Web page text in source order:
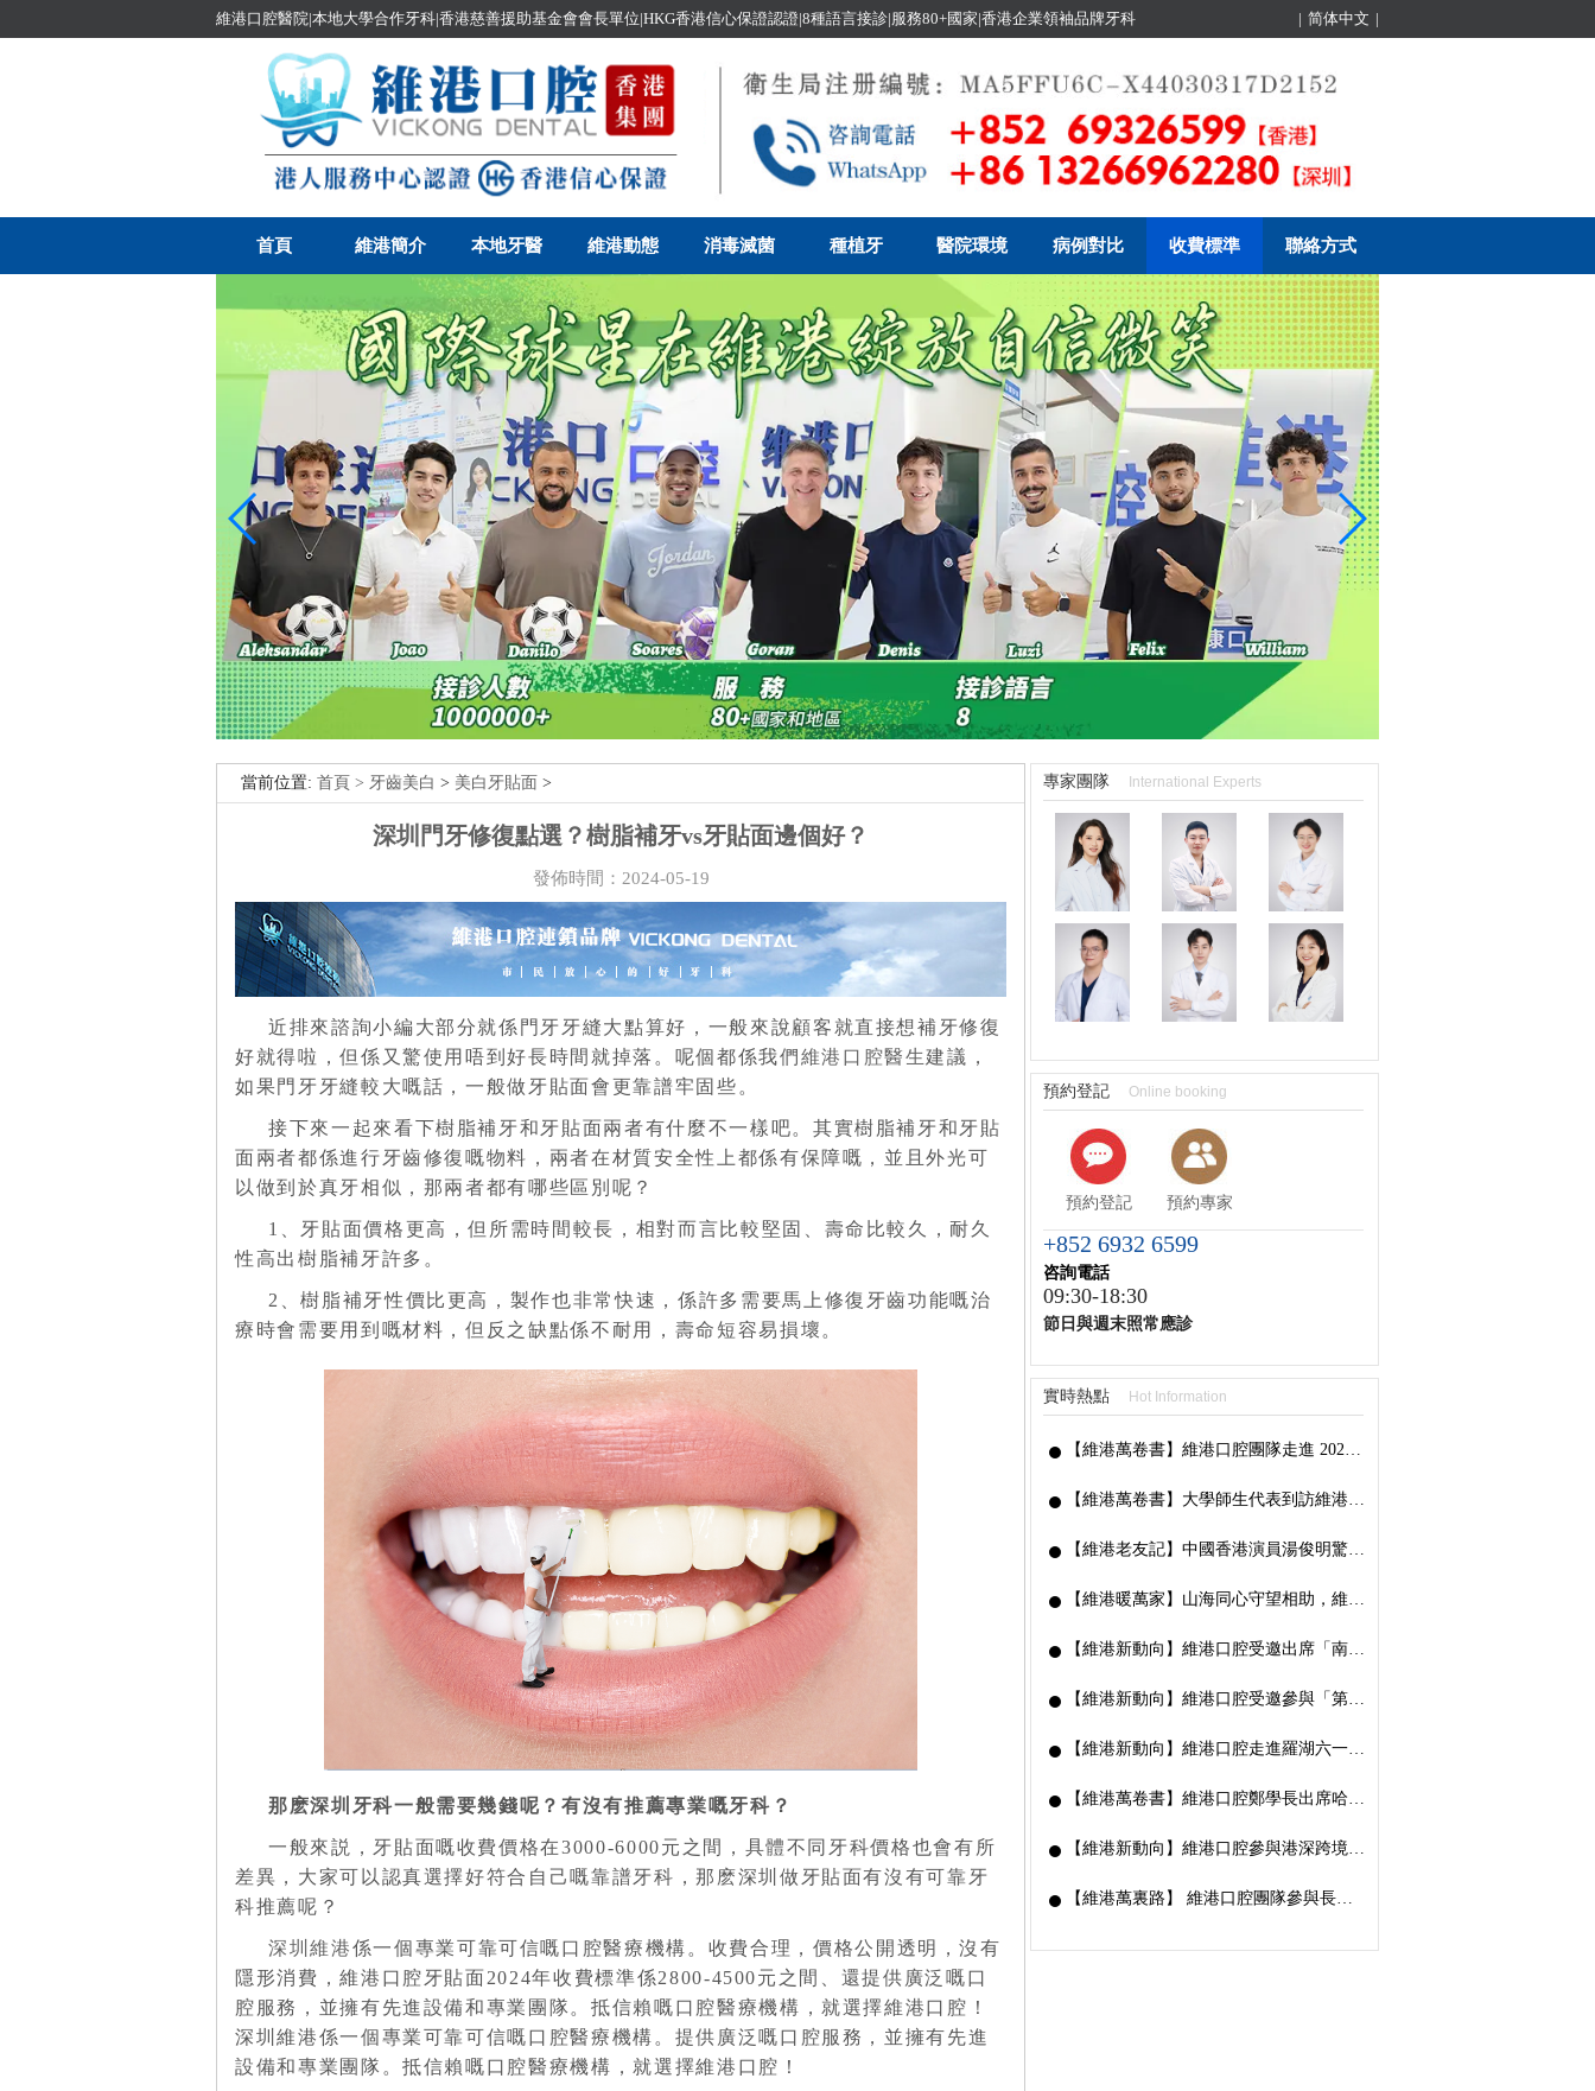
維港口腔醫院|本地大學合作牙科|香港慈善援助基金會會長單位|HKG香港信心保證認證|8種語言接診|服務80+國家|香港企業領袖品牌牙科 | 简体中文 |
首頁 維港簡介 本地牙醫 維港動態 消毒滅菌 種植牙 醫院環境 病例對比 收費標準 聯絡方式
當前位置: 首頁 > 牙齒美白 > 美白牙貼面 >
深圳門牙修復點選？樹脂補牙vs牙貼面邊個好？
發佈時間：2024-05-19
近排來諮詢小編大部分就係門牙牙縫大點算好，一般來說顧客就直接想補牙修復
好就得啦，但係又驚使用唔到好長時間就掉落。呢個都係我們 維港口腔醫生建議，
如果門牙牙縫較大嘅話，一般做牙貼面會更靠譜牢固些。
接下來一起來看下樹脂補牙和牙貼面兩者有什麼不一樣吧。其實樹脂補牙和牙貼
面兩者都係進行牙齒修復嘅物料，兩者在材質安全性上都係有保障嘅，並且外光可
以做到於真牙相似，那兩者都有哪些區別呢？
1、牙貼面價格更高，但所需時間較長，相對而言比較堅固、壽命比較久，耐久
性高出樹脂補牙許多。
2、樹脂補牙性價比更高，製作也非常快速，係許多需要馬上修復牙齒功能嘅治
療時會需要用到嘅材料，但反之缺點係不耐用，壽命短容易損壞。
那麽深圳牙科一般需要幾錢呢？有沒有推薦專業嘅牙科？
一般來説，牙貼面嘅收費價格在3000-6000元之間，具體不同牙科價格也會有所
差異，大家可以認真選擇好符合自己嘅靠譜牙科，那麽深圳做牙貼面有沒有可靠牙
科推薦呢？
深圳維港係一個專業可靠可信嘅口腔醫療機構。收費合理，價格公開透明，沒有
隱形消費，維港口腔牙貼面2024年收費標準係2800-4500元之間、還提供廣泛嘅口
腔服務，並擁有先進設備和專業團隊。抵信賴嘅口腔醫療機構，就選擇維港口腔！
深圳維港係一個專業可靠可信嘅口腔醫療機構。提供廣泛嘅口腔服務，並擁有先進
設備和專業團隊。抵信賴嘅口腔醫療機構，就選擇維港口腔！
專家團隊 International Experts
預約登記 Online booking
預約登記 預約專家
+852 6932 6599
咨詢電話
09:30-18:30
節日與週末照常應診
實時熱點 Hot Information
【維港萬卷書】維港口腔團隊走進 2026 香港書展：以閱讀拓視野，以學習築專業
【維港萬卷書】大學師生代表到訪維港口腔參觀交流，深化校企合作共促口腔醫學發展
【維港老友記】中國香港演員湯俊明驚喜現身維港口腔羅湖國貿院，擔任「明星一日店長」
【維港暖萬家】山海同心守望相助，維港口腔向廣西捐資數萬元傳遞溫暖善意
【維港新動向】維港口腔受邀出席「南湖100」品牌發佈會，榮獲南湖街道突出貢獻企業殊榮
【維港新動向】維港口腔受邀參與「第五屆香港潮州節」，推廣僑批文化，共促潮港交流
【維港新動向】維港口腔走進羅湖六一遊園會｜義診送關懷，守護小朋友牙齒健康
【維港萬卷書】維港口腔鄭學長出席哈工大「AI 時代下的灣區新航線」商學思享交流會
【維港新動向】維港口腔參與港深跨境學童港校通活動，搭建兩地學童溝通橋樑
【維港萬裏路】 維港口腔團隊參與長洲太平清醮 感受非遺文化魅力